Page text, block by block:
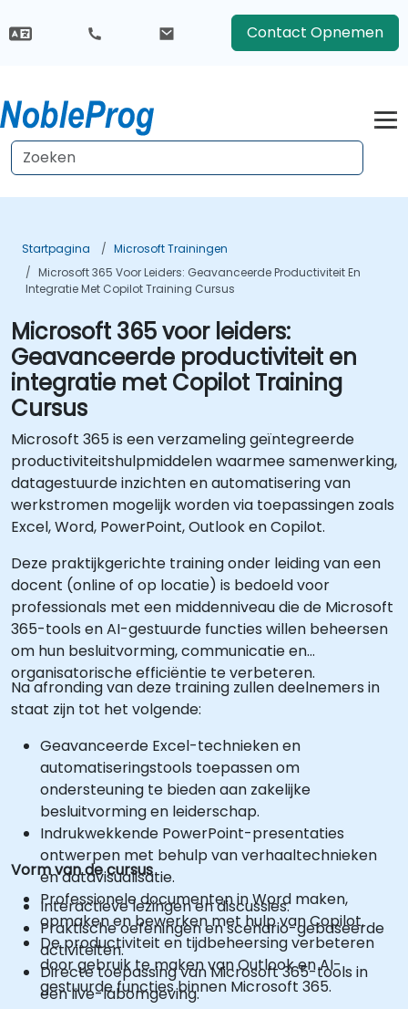
Contact Opnemen
Startpagina
Microsoft Trainingen
Microsoft 365 Voor Leiders: Geavanceerde Productiviteit En
Integratie Met Copilot Training Cursus
Microsoft 365 voor leiders:
Geavanceerde productiviteit en
integratie met Copilot Training
Cursus
Microsoft 365 is een verzameling geïntegreerde
productiviteitshulpmiddelen waarmee samenwerking,
datagestuurde inzichten en automatisering van
werkstromen mogelijk worden via toepassingen zoals
Excel, Word, PowerPoint, Outlook en Copilot.
Deze praktijkgerichte training onder leiding van een
docent (online of op locatie) is bedoeld voor
professionals met een middenniveau die de Microsoft
365-tools en AI-gestuurde functies willen beheersen
om hun besluitvorming, communicatie en
organisatorische efficiëntie te verbeteren.
Na afronding van deze training zullen deelnemers in
staat zijn tot het volgende:
Geavanceerde Excel-technieken en
automatiseringstools toepassen om
ondersteuning te bieden aan zakelijke
besluitvorming en leiderschap.
Indrukwekkende PowerPoint-presentaties
ontwerpen met behulp van verhaaltechnieken
en datavisualisatie.
Professionele documenten in Word maken,
opmaken en bewerken met hulp van Copilot.
De productiviteit en tijdbeheersing verbeteren
door gebruik te maken van Outlook en AI-
gestuurde functies binnen Microsoft 365.
Vorm van de cursus
Interactieve lezingen en discussies.
Praktische oefeningen en scenario-gebaseerde
activiteiten.
Directe toepassing van Microsoft 365-tools in
een live-labomgeving.